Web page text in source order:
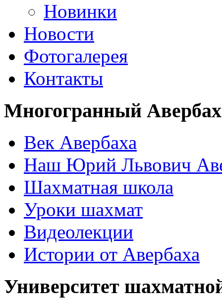
Новинки
Новости
Фотогалерея
Контакты
Многогранный Авербах
Век Авербаха
Наш Юрий Львович
Шахматная школа
Уроки шахмат
Видеолекции
Истории от Авербаха
Университет